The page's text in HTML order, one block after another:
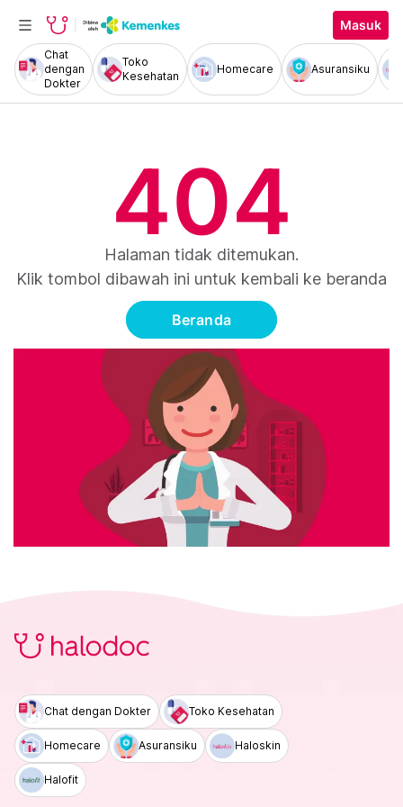
Masuk
Chat
dengan
Dokter
Toko
Kesehatan
Homecare Asuransiku
404
Halaman tidak ditemukan.
Klik tombol dibawah ini untuk kembali ke beranda
Beranda
Chat dengan Dokter Toko Kesehatan
Homecare Asuransiku Haloskin
Halofit